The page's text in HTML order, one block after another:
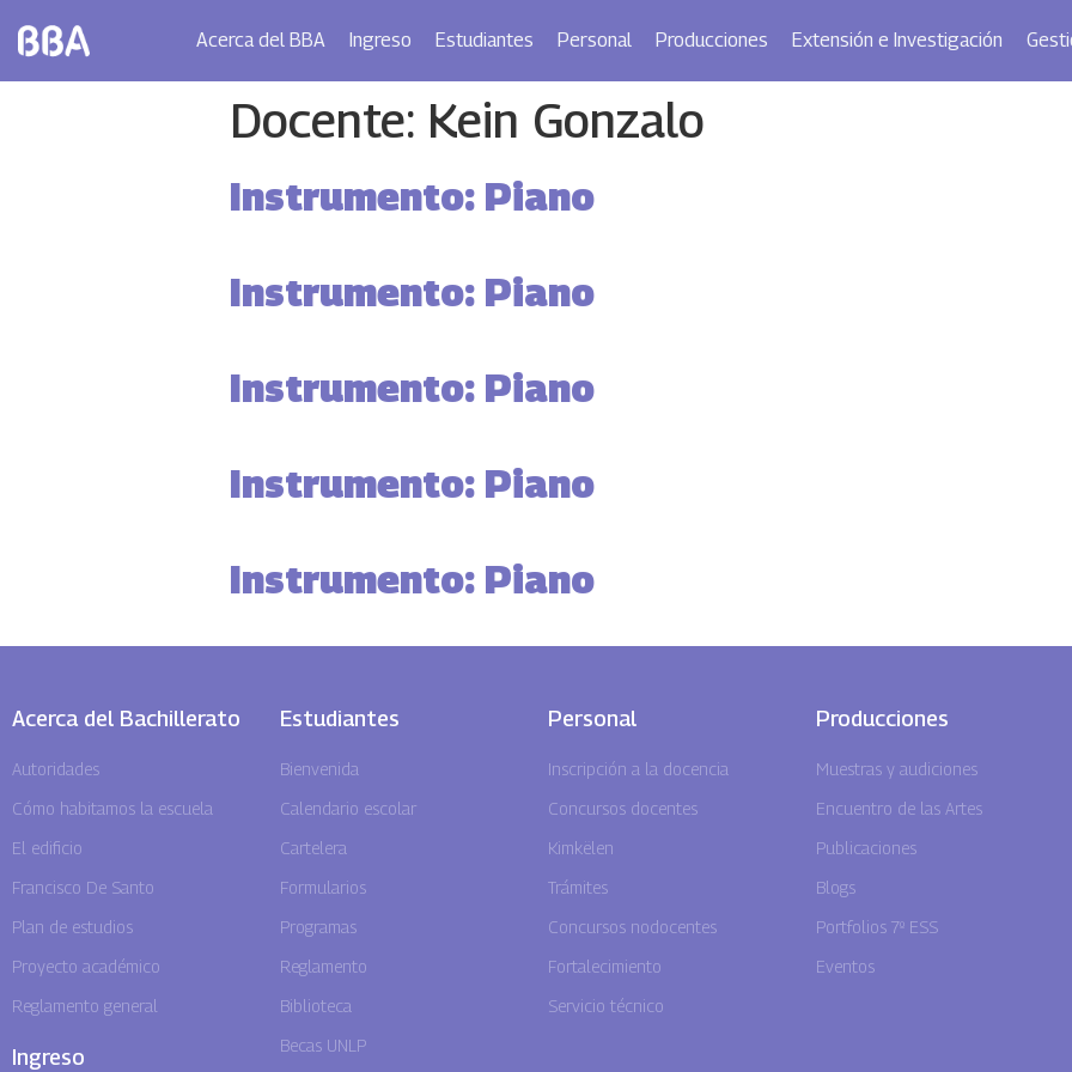
Acerca del BBA Ingreso Estudiantes Personal Producciones Extensión e Investigación
Docente: Kein Gonzalo
Instrumento: Piano
Instrumento: Piano
Instrumento: Piano
Instrumento: Piano
Instrumento: Piano
Acerca del Bachillerato
Autoridades
Cómo habitamos la escuela
El edificio
Francisco De Santo
Plan de estudios
Proyecto académico
Reglamento general
Ingreso
Estudiantes
Bienvenida
Calendario escolar
Cartelera
Formularios
Programas
Reglamento
Biblioteca
Becas UNLP
Personal
Inscripción a la docencia
Concursos docentes
Kimkëlen
Trámites
Concursos nodocentes
Fortalecimiento
Servicio técnico
Producciones
Muestras y audiciones
Encuentro de las Artes
Publicaciones
Blogs
Portfolios 7º ESS
Eventos